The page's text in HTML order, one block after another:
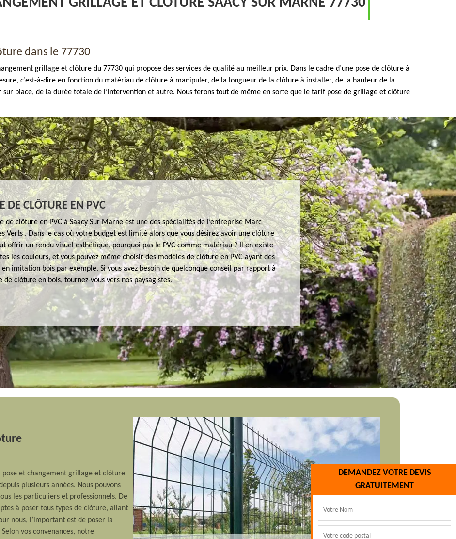
DEMANDEZ VOTRE DEVIS
GRATUITEMENT
GRILLAGE ET CLÔTURE SAACY SUR MARNE 77730
dans le 77730
grillage et clôture du 77730 qui propose des services de qualité au meilleur prix. Dans le cadre d’une pose de clôture à
c’est-à-dire en fonction du matériau de clôture à manipuler, de la longueur de la clôture à installer, de la hauteur de la
place, de la durée totale de l’intervention et autre. Nous ferons tout de même en sorte que le tarif pose de grillage et clôture
DE CLÔTURE EN PVC
de clôture en PVC à Saacy Sur Marne est une des spécialités de l’entreprise Marc
Verts . Dans le cas où votre budget est limité alors que vous désirez avoir une clôture
offrir un rendu visuel esthétique, pourquoi pas le PVC comme matériau ? Il en existe
les couleurs, et vous pouvez même choisir des modèles de clôture en PVC ayant des
imitation bois par exemple. Si vous avez besoin de quelconque conseil par rapport à
de clôture en bois, tournez-vous vers nos paysagistes.
pose et changement grillage et clôture
plusieurs années. Nous pouvons
les particuliers et professionnels. De
à poser tous types de clôture, allant
nous, l’important est de poser la
vos convenances, notre